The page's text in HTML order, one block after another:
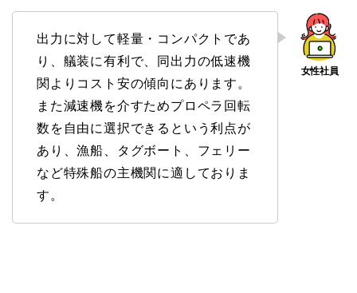
出力に対して軽量・コンパクトであ
り、艤装に有利で、同出力の低速機
関よりコスト安の傾向にあります。
また減速機を介すためプロペラ回転
数を自由に選択できるという利点が
あり、漁船、タグボート、フェリー
など特殊船の主機関に適しておりま
す。